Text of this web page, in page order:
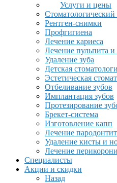
Услуги и цены
Стоматологический
Рентген-снимки
Профгигиена
Лечение кариеса
Лечение пульпита и
Удаление зуба
Детская
Эстетическая
Отбеливание зубов
Имплантация зубов
Протезирование
Брекет-система
Изготовление капп
Лечение
Удаление кисты и
Лечение
Специалисты
Акции и скидки
Назад